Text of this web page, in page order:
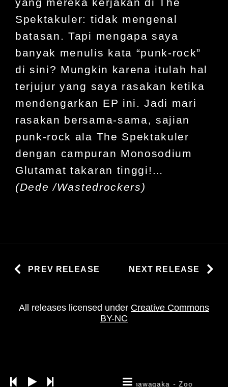
Spektakuler: tidak mengenal
batasan. Tapi mengapa saya
banyak menulis kata “punk-rock”
di sini? Mungkin karena itulah hal
terjujur yang saya rasakan ketika
mendengarkan EP ini. Jadi mari
rasakan bersama-sama, sajian
punk-rock ala The Spektakuler
dengan campuran Monosodium
Glutamat takaran tinggi!…
(Dede /Wastedrockers)
PREV RELEASE NEXT RELEASE
All releases licensed under Creative Commons
BY-NC
Khawagaka- Zoo